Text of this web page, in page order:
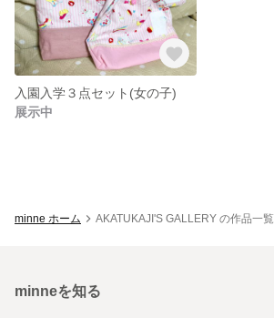
入園入学３点セット(女の子)
展示中
minne ホーム AKATUKAJI'S GALLERY の作品一覧
minneを知る